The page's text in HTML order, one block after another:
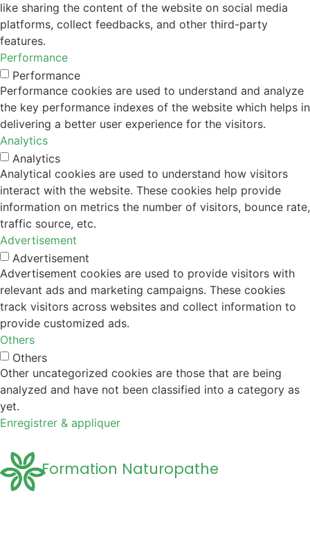
like sharing the content of the website on social media
platforms, collect feedbacks, and other third-party
features.
Performance
Performance
Performance cookies are used to understand and analyze
the key performance indexes of the website which helps in
delivering a better user experience for the visitors.
Analytics
Analytics
Analytical cookies are used to understand how visitors
interact with the website. These cookies help provide
information on metrics the number of visitors, bounce rate,
traffic source, etc.
Advertisement
Advertisement
Advertisement cookies are used to provide visitors with
relevant ads and marketing campaigns. These cookies
track visitors across websites and collect information to
provide customized ads.
Others
Others
Other uncategorized cookies are those that are being
analyzed and have not been classified into a category as
yet.
Enregistrer & appliquer
Formation Naturopathe